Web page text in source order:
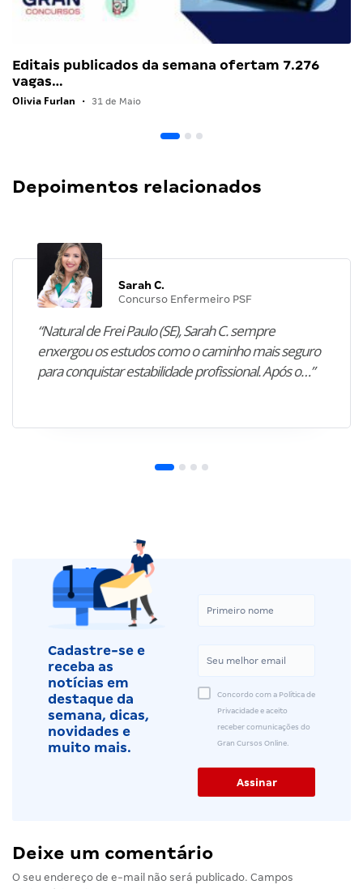
Editais publicados da semana ofertam 7.276
vagas…
Olivia Furlan • 31 de Maio
Depoimentos relacionados
Sarah C.
Concurso Enfermeiro PSF
“Natural de Frei Paulo (SE), Sarah C. sempre
enxergou os estudos como o caminho mais seguro
para conquistar estabilidade profissional. Após o…”
Cadastre-se e
receba as
notícias em
destaque da
semana, dicas,
novidades e
muito mais.
Concordo com a Política de
Privacidade e aceito
receber comunicações do
Gran Cursos Online.
Deixe um comentário
O seu endereço de e-mail não será publicado. Campos